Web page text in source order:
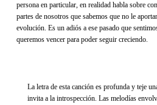
persona en particular, en realidad habla sobre
partes de nosotros que sabemos que no le
evolución. Es un adiós a ese pasado que
queremos vencer para poder seguir creciendo.
La letra de esta canción es profunda y teje
invita a la introspección. Las melodías